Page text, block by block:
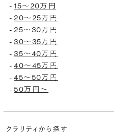
-15〜20万円
-20〜25万円
-25〜30万円
-30〜35万円
-35〜40万円
-40〜45万円
-45〜50万円
-50万円〜
クラリティから探す